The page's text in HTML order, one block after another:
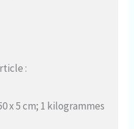
:
x 5 cm; 1 kilogrammes